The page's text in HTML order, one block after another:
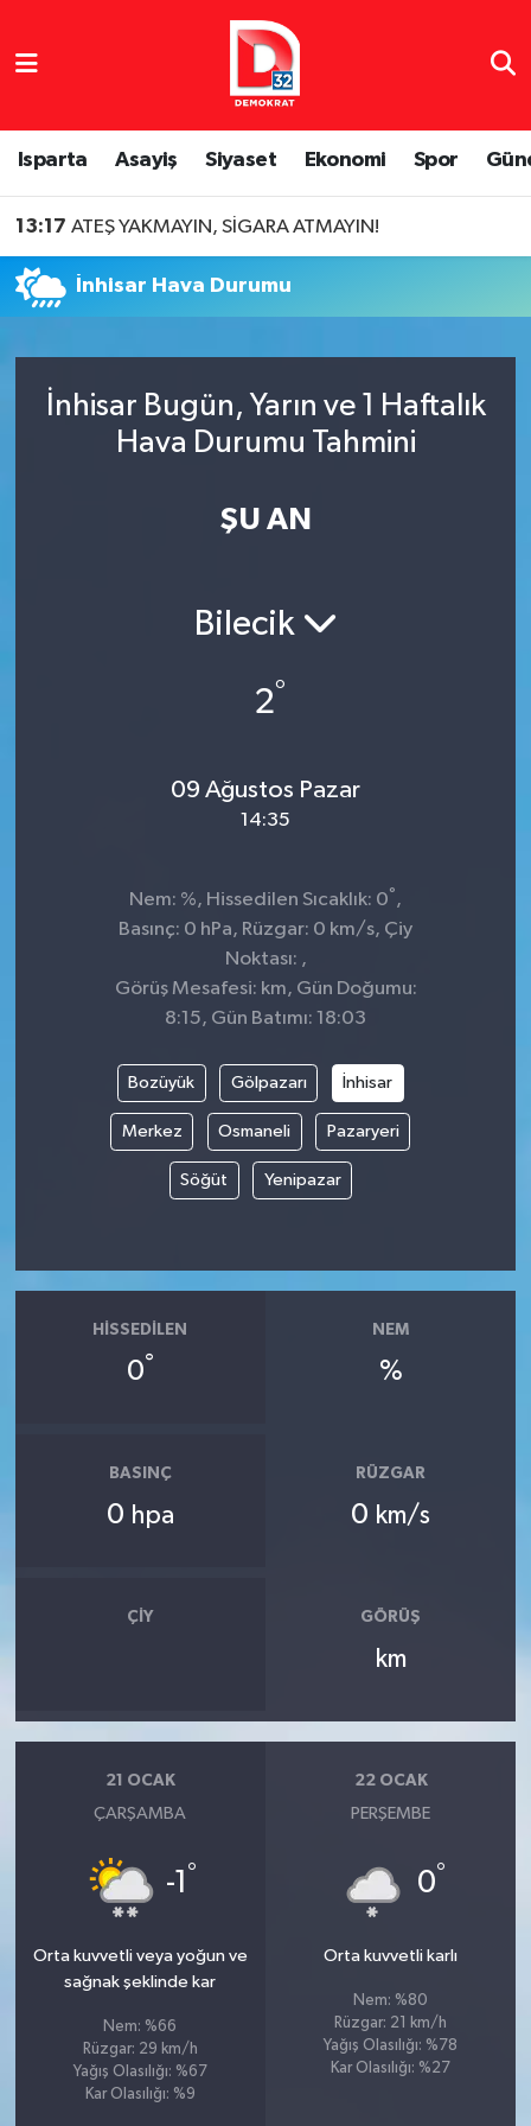
Isparta Asayiş Siyaset Ekonomi Spor
13:17 ATEŞ YAKMAYIN, SİGARA ATMAYIN!
İnhisar Hava Durumu
İnhisar Bugün, Yarın ve 1 Haftalık
Hava Durumu Tahmini
ŞU AN
Bilecik
2°
09 Ağustos Pazar
14:35
Nem: %, Hissedilen Sıcaklık: 0°,
Basınç: 0 hPa, Rüzgar: 0 km/s, Çiy
Noktası: ,
Görüş Mesafesi: km, Gün Doğumu:
8:15, Gün Batımı: 18:03
Bozüyük Gölpazarı İnhisar
Merkez Osmaneli Pazaryeri
Söğüt Yenipazar
HISSEDILEN
0°
NEM
%
BASINÇ
0 hpa
RÜZGAR
0 km/s
ÇIY GÖRÜŞ
km
21 OCAK
ÇARŞAMBA
-1 °
Orta kuvvetli veya yoğun ve
sağnak şeklinde kar
Nem: %66
Rüzgar: 29 km/h
Yağış Olasılığı: %67
Kar Olasılığı: %9
22 OCAK
PERŞEMBE
0°
Orta kuvvetli karlı
Nem: %80
Rüzgar: 21 km/h
Yağış Olasılığı: %78
Kar Olasılığı: %27
Isparta Nöbetçi Eczaneler
Isparta Hava Durumu
Isparta Trafik Yoğunluk Haritası
Tüm Manşetler
Son Dakika Haberleri